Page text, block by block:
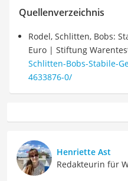
Quellenverzeichnis
Rodel, Schlitten, Bobs:
Euro | Stiftung
Schlitten-Bobs-Stabile-
4633876-0/
Henriette Ast
Redakteurin für